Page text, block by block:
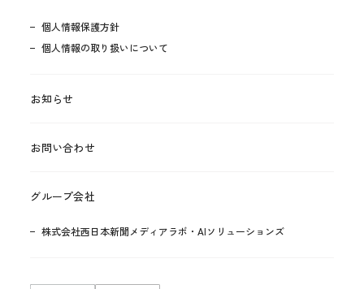
個人情報保護方針
個人情報の取り扱いについて
お知らせ
お問い合わせ
グループ会社
株式会社西日本新聞メディアラボ・AIソリューションズ